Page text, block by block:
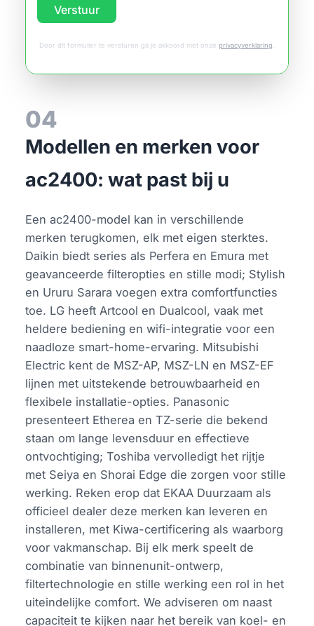
Verstuur
Door dit formulier te versturen ga je akkoord met onze privacyverklaring.
04
Modellen en merken voor
ac2400: wat past bij u
Een ac2400-model kan in verschillende
merken terugkomen, elk met eigen sterktes.
Daikin biedt series als Perfera en Emura met
geavanceerde filteropties en stille modi; Stylish
en Ururu Sarara voegen extra comfortfuncties
toe. LG heeft Artcool en Dualcool, vaak met
heldere bediening en wifi-integratie voor een
naadloze smart-home-ervaring. Mitsubishi
Electric kent de MSZ-AP, MSZ-LN en MSZ-EF
lijnen met uitstekende betrouwbaarheid en
flexibele installatie-opties. Panasonic
presenteert Etherea en TZ-serie die bekend
staan om lange levensduur en effectieve
ontvochtiging; Toshiba vervolledigt het rijtje
met Seiya en Shorai Edge die zorgen voor stille
werking. Reken erop dat EKAA Duurzaam als
officieel dealer deze merken kan leveren en
installeren, met Kiwa-certificering als waarborg
voor vakmanschap. Bij elk merk speelt de
combinatie van binnenunit-ontwerp,
filtertechnologie en stille werking een rol in het
uiteindelijke comfort. We adviseren om naast
capaciteit te kijken naar het bereik van koel- en